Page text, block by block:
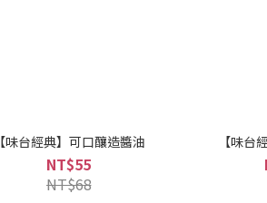
【味台經典】可口釀造醬油
NT$55
NT$68
【味台